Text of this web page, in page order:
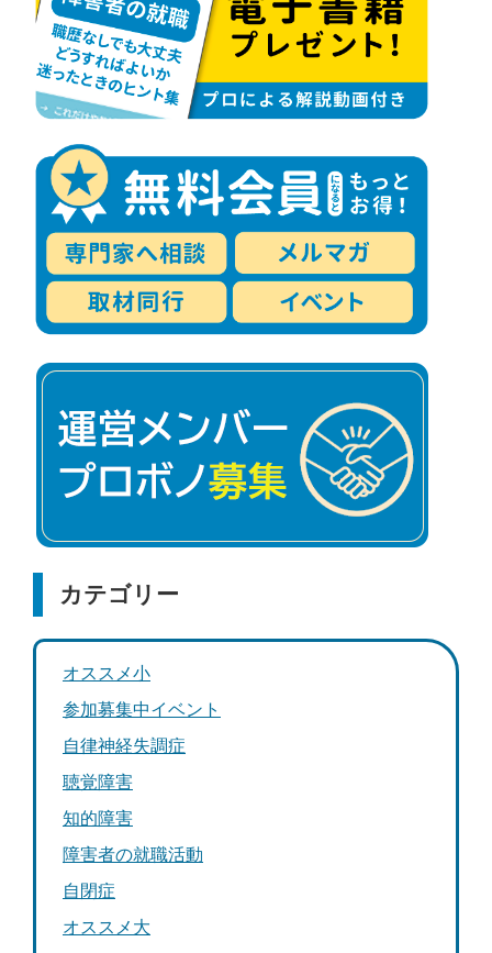
カテゴリー
オススメ小
参加募集中イベント
自律神経失調症
聴覚障害
知的障害
障害者の就職活動
自閉症
オススメ大